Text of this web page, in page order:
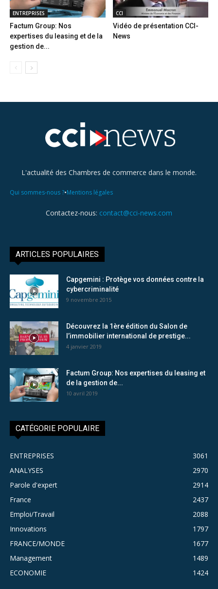
ENTREPRISES
Factum Group: Nos
expertises du leasing et de la
gestion de...
CCI
Vidéo de présentation CCI-
News
L'actualité des Chambres de commerce dans le monde.
Qui sommes-nous ?•Mentions légales
Contactez-nous: contact@cci-news.com
ARTICLES POPULAIRES
Capgemini : Protège vos données contre la
cybercriminalité
9 novembre 2015
Découvrez la 1ère édition du Salon de
l’immobilier international de prestige...
4 janvier 2019
Factum Group: Nos expertises du leasing et
de la gestion de...
10 avril 2019
CATÉGORIE POPULAIRE
ENTREPRISES
3061
ANALYSES
2970
Parole d'expert
2914
France
2437
Emploi/Travail
2088
Innovations
1797
FRANCE/MONDE
1677
Management
1489
ECONOMIE
1424